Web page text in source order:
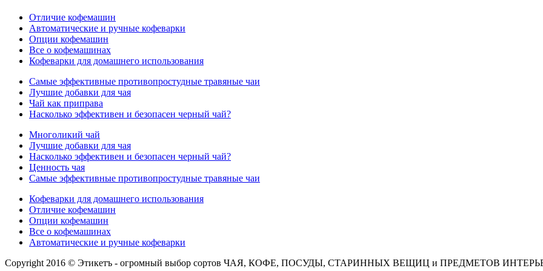
Отличие кофемашин
Автоматические и ручные кофеварки
Опции кофемашин
Все о кофемашинах
Кофеварки для домашнего использования
Самые эффективные противопростудные травяные чаи
Лучшие добавки для чая
Чай как приправа
Насколько эффективен и безопасен черный чай?
Многоликий чай
Лучшие добавки для чая
Насколько эффективен и безопасен черный чай?
Ценность чая
Самые эффективные противопростудные травяные чаи
Кофеварки для домашнего использования
Отличие кофемашин
Опции кофемашин
Все о кофемашинах
Автоматические и ручные кофеварки
Copyright 2016 © Этикетъ - огромный выбор сортов ЧАЯ, КОФЕ, ПОСУДЫ, СТАРИННЫХ ВЕЩИЦ и ПРЕДМЕТОВ